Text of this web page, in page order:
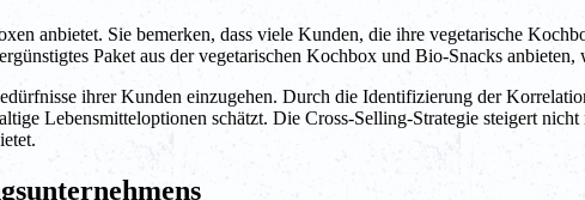
anbietet. Sie bemerken, dass viele Kunden, die ihre vegetarische
Paket aus der vegetarischen Kochbox und Bio-Snacks
ihrer Kunden einzugehen. Durch die Identifizierung der
Lebensmitteloptionen schätzt. Die Cross-Selling-Strategie steigert